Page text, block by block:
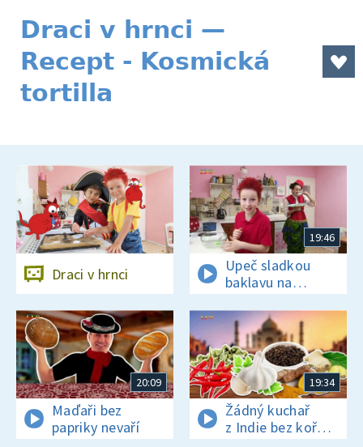
Draci v hrnci —
Recept - Kosmická
tortilla
Draci v hrnci
19:46
Upeč sladkou
baklavu na
tureckou oslavu
20:09
Maďaři bez
papriky nevaří
19:34
Žádný kuchař
z Indie bez koření